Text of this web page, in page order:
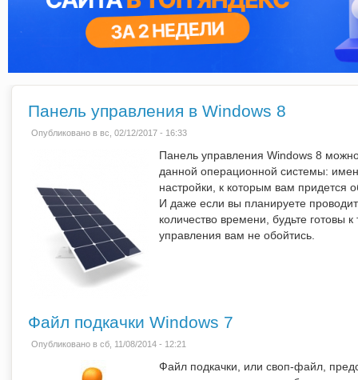
Панель управления в Windows 8
Опубликовано в вс, 02/12/2017 - 16:33
Панель управления Windows 8
данной операционной системы:
настройки, к которым вам придется
И даже если вы планируете
количество времени, будьте готовы
управления вам не обойтись.
Файл подкачки Windows 7
Опубликовано в сб, 11/08/2014 - 12:21
Файл подкачки, или своп-файл,